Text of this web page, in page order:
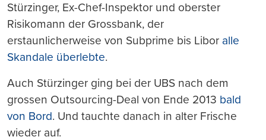
Stürzinger, Ex-Chef-Inspektor und oberster
Risikomann der Grossbank, der
erstaunlicherweise von Subprime bis Libor alle
Skandale überlebte.
Auch Stürzinger ging bei der UBS nach dem
grossen Outsourcing-Deal von Ende 2013 bald
von Bord. Und tauchte danach in alter Frische
wieder auf.